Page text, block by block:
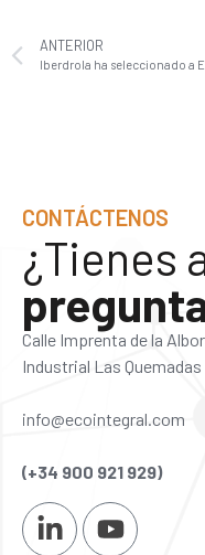
ANTERIOR
CONTÁCTENOS
¿Tienes
Calle Imprenta de la
Industrial Las
info@ecointegral.com
(+34 900 921 929)